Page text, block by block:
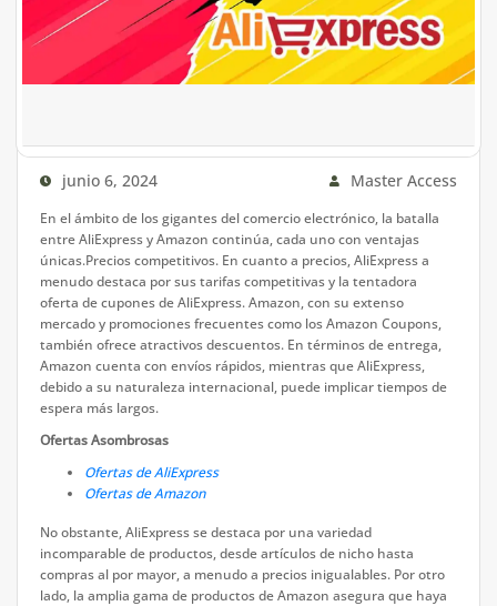
junio 6, 2024 Master Access
En el ámbito de los gigantes del comercio electrónico, la batalla
entre AliExpress y Amazon continúa, cada uno con ventajas
únicas.Precios competitivos. En cuanto a precios, AliExpress a
menudo destaca por sus tarifas competitivas y la tentadora
oferta de cupones de AliExpress. Amazon, con su extenso
mercado y promociones frecuentes como los Amazon Coupons,
también ofrece atractivos descuentos. En términos de entrega,
Amazon cuenta con envíos rápidos, mientras que AliExpress,
debido a su naturaleza internacional, puede implicar tiempos de
espera más largos.
Ofertas Asombrosas
Ofertas de AliExpress
Ofertas de Amazon
No obstante, AliExpress se destaca por una variedad
incomparable de productos, desde artículos de nicho hasta
compras al por mayor, a menudo a precios inigualables. Por otro
lado, la amplia gama de productos de Amazon asegura que haya